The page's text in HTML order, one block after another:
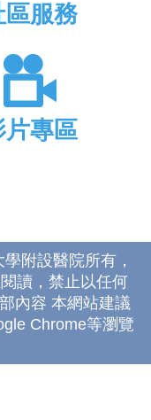
區服務
片專區
附設醫院所有，
讀，禁止以任何
內容 本網站建議
Chrome等瀏覽